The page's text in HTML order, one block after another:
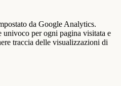
da Google Analytics.
per ogni pagina visitata e
traccia delle visualizzazioni di